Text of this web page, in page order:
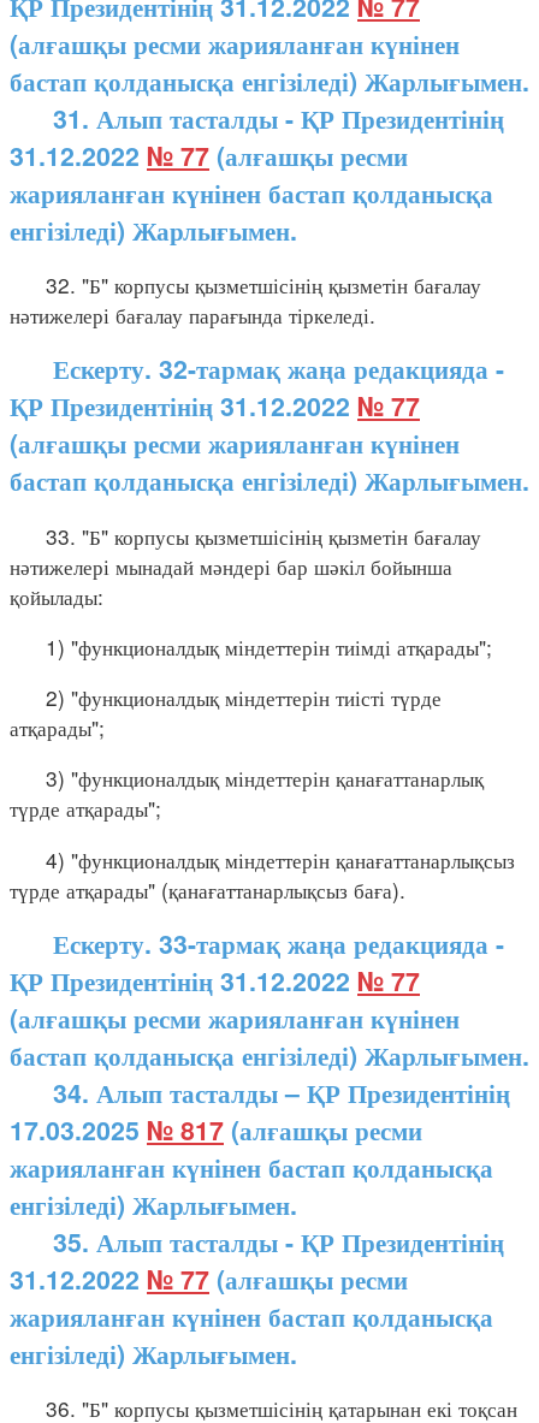
(алғашқы ресми жарияланған күнінен
бастап қолданысқа енгізіледі) Жарлығымен.
31. Алып тасталды - ҚР Президентінің
31.12.2022 № 77 (алғашқы ресми
жарияланған күнінен бастап қолданысқа
енгізіледі) Жарлығымен.
32. "Б" корпусы қызметшісінің қызметін бағалау
нәтижелері бағалау парағында тіркеледі.
Ескерту. 32-тармақ жаңа редакцияда -
ҚР Президентінің 31.12.2022 № 77
(алғашқы ресми жарияланған күнінен
бастап қолданысқа енгізіледі) Жарлығымен.
33. "Б" корпусы қызметшісінің қызметін бағалау
нәтижелері мынадай мәндері бар шәкіл бойынша
қойылады:
1) "функционалдық міндеттерін тиімді атқарады";
2) "функционалдық міндеттерін тиісті түрде
атқарады";
3) "функционалдық міндеттерін қанағаттанарлық
түрде атқарады";
4) "функционалдық міндеттерін қанағаттанарлықсыз
түрде атқарады" (қанағаттанарлықсыз баға).
Ескерту. 33-тармақ жаңа редакцияда -
ҚР Президентінің 31.12.2022 № 77
(алғашқы ресми жарияланған күнінен
бастап қолданысқа енгізіледі) Жарлығымен.
34. Алып тасталды – ҚР Президентінің
17.03.2025 № 817 (алғашқы ресми
жарияланған күнінен бастап қолданысқа
енгізіледі) Жарлығымен.
35. Алып тасталды - ҚР Президентінің
31.12.2022 № 77 (алғашқы ресми
жарияланған күнінен бастап қолданысқа
енгізіледі) Жарлығымен.
36. "Б" корпусы қызметшісінің қатарынан екі тоқсан